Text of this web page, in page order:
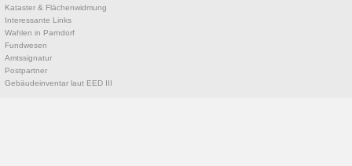
Kataster & Flächenwidmung
Interessante Links
Wahlen in Parndorf
Fundwesen
Amtssignatur
Postpartner
Gebäudeinventar laut EED III